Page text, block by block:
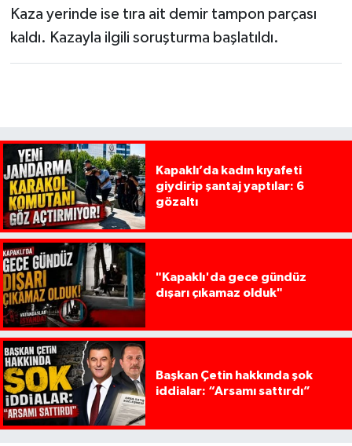
Kaza yerinde ise tıra ait demir tampon parçası
kaldı. Kazayla ilgili soruşturma başlatıldı.
Kapaklı’da kadın kıyafeti
giydirip şantaj yaptılar: 6
gözaltı
"Kapaklı'da gece gündüz
dışarı çıkamaz olduk"
Başkan Çetin hakkında şok
iddialar: “Arsamı sattırdı”